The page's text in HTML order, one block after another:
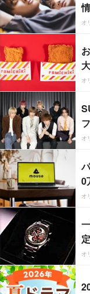
オ
オ
オ
0
オ
オ